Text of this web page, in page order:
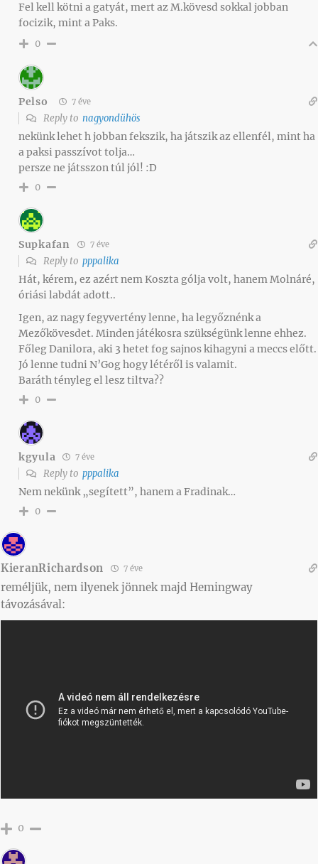
Fel kell kötni a gatyát, mert az M.kövesd sokkal jobban
focizik, mint a Paks.
0
Pelso 7 éve
Reply to nagyondühös
nekünk lehet h jobban fekszik, ha játszik az ellenfél, mint ha
a paksi passzívot tolja…
persze ne játsszon túl jól! :D
0
Supkafan 7 éve
Reply to pppalika
Hát, kérem, ez azért nem Koszta gólja volt, hanem Molnáré,
óriási labdát adott..
Igen, az nagy fegyvertény lenne, ha legyőznénk a
Mezőkövesdet. Minden játékosra szükségünk lenne ehhez.
Főleg Danilora, aki 3 hetet fog sajnos kihagyni a meccs előtt.
Jó lenne tudni N’Gog hogy létéről is valamit.
Baráth tényleg el lesz tiltva??
0
kgyula 7 éve
Reply to pppalika
Nem nekünk „segített”, hanem a Fradinak…
0
KieranRichardson 7 éve
reméljük, nem ilyenek jönnek majd Hemingway
távozásával:
0